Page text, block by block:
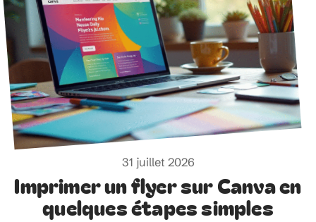
31 juillet 2026
Imprimer un flyer sur Canva en
quelques étapes simples